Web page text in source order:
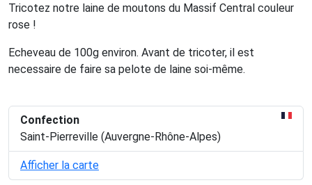
Tricotez notre laine de moutons du Massif Central couleur
rose !
Echeveau de 100g environ. Avant de tricoter, il est
necessaire de faire sa pelote de laine soi-même.
Confection
Saint-Pierreville (Auvergne-Rhône-Alpes)
Afficher la carte